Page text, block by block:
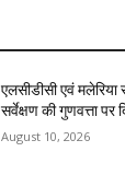
एलसीडीसी एवं मलेरिया
सर्वेक्षण की गुणवत्ता पर
August 10, 2026